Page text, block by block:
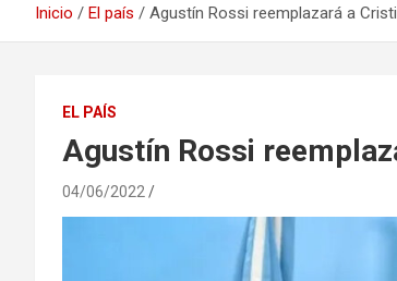
Inicio El país Agustín Rossi reemplazará a
EL PAÍS
Agustín Rossi
04/06/2022